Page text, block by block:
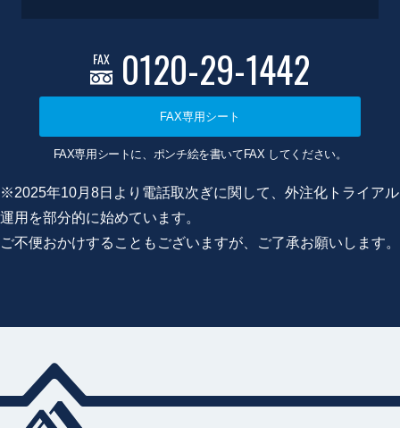
FAX 0120-29-1442
FAX専用シート
FAX専用シートに、ポンチ絵を書いてFAX してください。
※2025年10月8日より電話取次ぎに関して、外注化トライアル
運用を部分的に始めています。
ご不便おかけすることもございますが、ご了承お願いします。